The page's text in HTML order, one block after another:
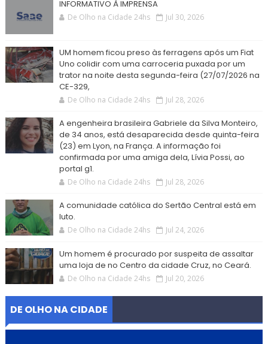
INFORMATIVO À IMPRENSA
De Olho na Cidade 24hs Jul 30, 2026
UM homem ficou preso às ferragens após um Fiat
Uno colidir com uma carroceria puxada por um
trator na noite desta segunda-feira (27/07/2026 na
CE-329,
De Olho na Cidade 24hs Jul 28, 2026
A engenheira brasileira Gabriele da Silva Monteiro,
de 34 anos, está desaparecida desde quinta-feira
(23) em Lyon, na França. A informação foi
confirmada por uma amiga dela, Lívia Possi, ao
portal g1.
De Olho na Cidade 24hs Jul 28, 2026
A comunidade católica do Sertão Central está em
luto.
De Olho na Cidade 24hs Jul 24, 2026
Um homem é procurado por suspeita de assaltar
uma loja de no Centro da cidade Cruz, no Ceará.
De Olho na Cidade 24hs Jul 20, 2026
DE OLHO NA CIDADE